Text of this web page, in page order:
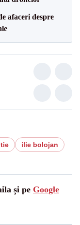
afaceri despre
ilie bolojan
și pe Google